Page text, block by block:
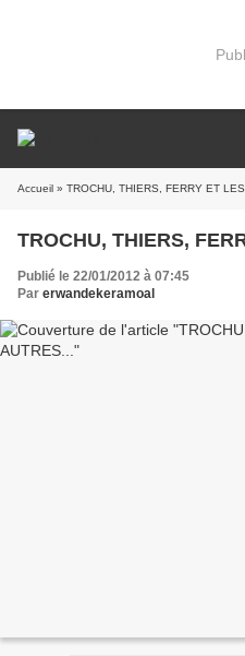
Accueil » TROCHU, THIERS, FERRY ET LES
TROCHU, THIERS,
Publié le 22/01/2012 à 07:45
Par erwandekeramoal